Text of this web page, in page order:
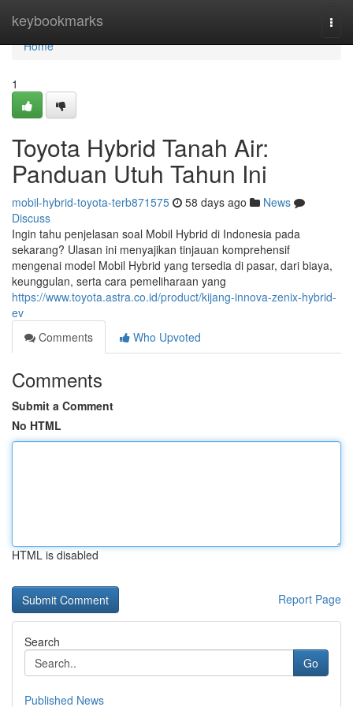
keybookmarks
Home
Home
1
Toyota Hybrid Tanah Air:
Panduan Utuh Tahun Ini
mobil-hybrid-toyota-terb871575 58 days ago
News
Discuss
Ingin tahu penjelasan soal Mobil Hybrid di Indonesia pada
sekarang? Ulasan ini menyajikan tinjauan komprehensif
mengenai model Mobil Hybrid yang tersedia di pasar, dari biaya,
keunggulan, serta cara pemeliharaan yang
https://www.toyota.astra.co.id/product/kijang-innova-zenix-hybrid-
ev
Comments
Who Upvoted
Comments
Submit a Comment
No HTML
HTML is disabled
Report Page
Search
Go
Published News